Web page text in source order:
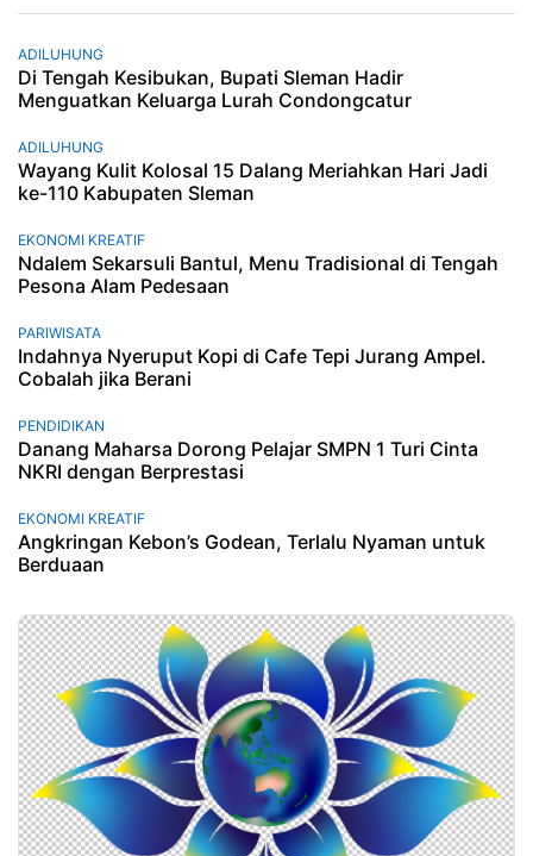
ADILUHUNG
Di Tengah Kesibukan, Bupati Sleman Hadir
Menguatkan Keluarga Lurah Condongcatur
ADILUHUNG
Wayang Kulit Kolosal 15 Dalang Meriahkan Hari Jadi
ke-110 Kabupaten Sleman
EKONOMI KREATIF
Ndalem Sekarsuli Bantul, Menu Tradisional di Tengah
Pesona Alam Pedesaan
PARIWISATA
Indahnya Nyeruput Kopi di Cafe Tepi Jurang Ampel.
Cobalah jika Berani
PENDIDIKAN
Danang Maharsa Dorong Pelajar SMPN 1 Turi Cinta
NKRI dengan Berprestasi
EKONOMI KREATIF
Angkringan Kebon’s Godean, Terlalu Nyaman untuk
Berduaan